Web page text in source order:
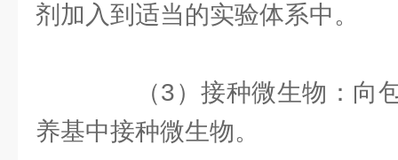
剂加入到适当的实验体系中。
（3）接种微生物：向包
养基中接种微生物。